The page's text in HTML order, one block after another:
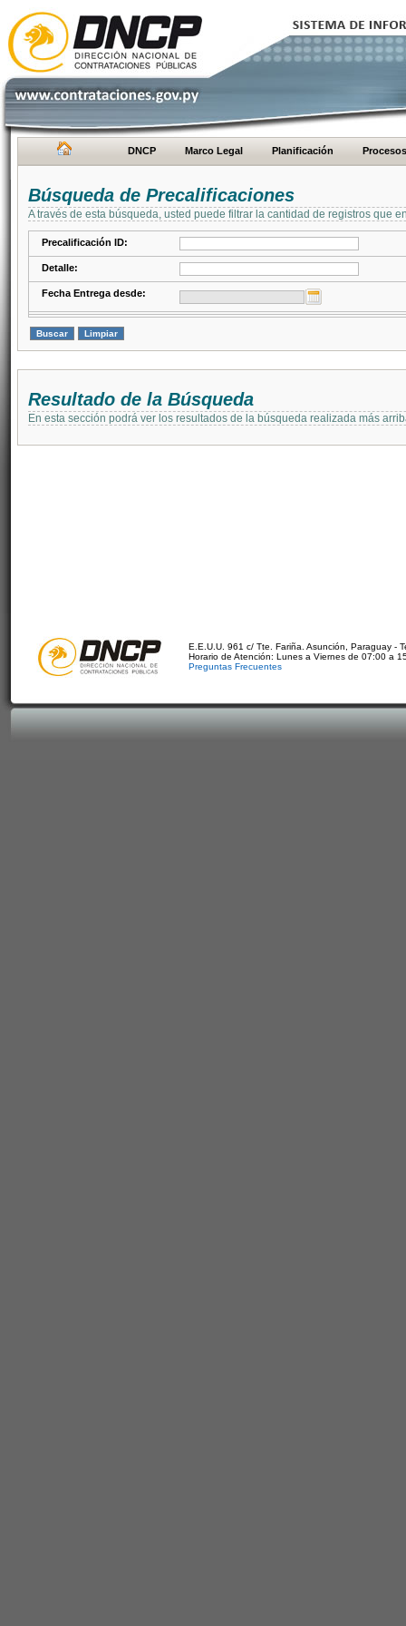
DNCP Marco Legal Planificación Procesos
Búsqueda de Precalificaciones
A través de esta búsqueda, usted puede filtrar la cantidad de registros que
Precalificación ID:
Detalle:
Fecha Entrega desde:
Resultado de la Búsqueda
En esta sección podrá ver los resultados de la búsqueda realizada más
E.E.U.U. 961 c/ Tte. Fariña. Asunción, Paraguay -
Horario de Atención: Lunes a Viernes de 07:00 a
Preguntas Frecuentes